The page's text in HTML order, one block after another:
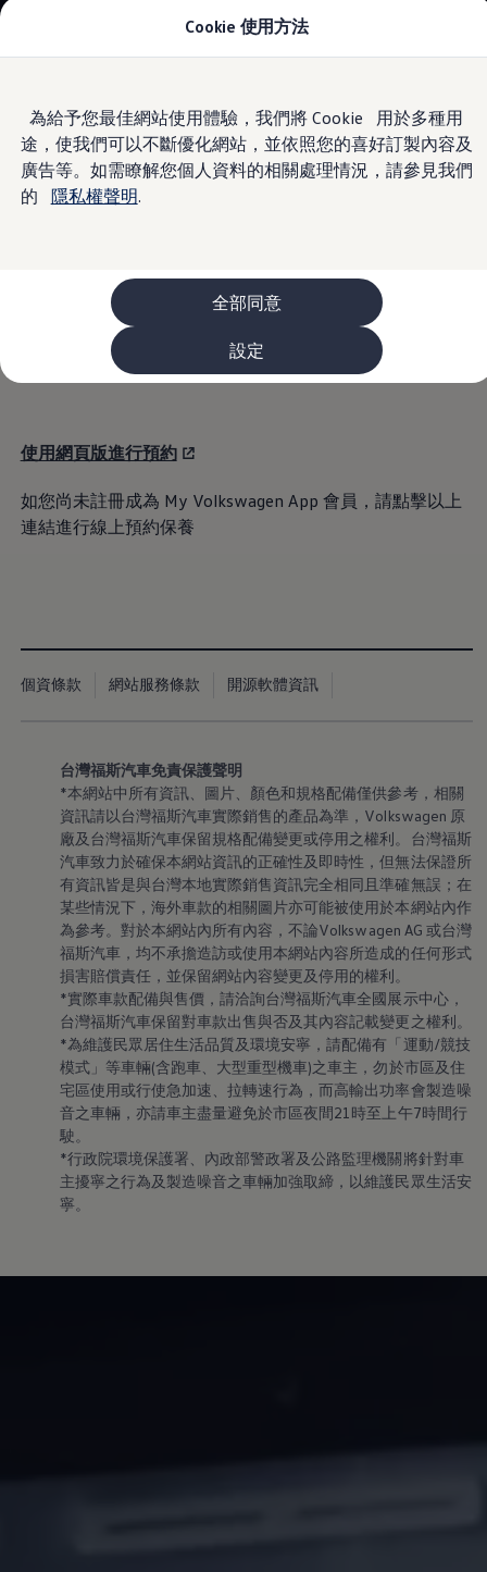
Cookie 使用方法
為給予您最佳網站使用體驗，我們將 Cookie 用於多種用
途，使我們可以不斷優化網站，並依照您的喜好訂製內容及
廣告等。如需瞭解您個人資料的相關處理情況，請參見我們
的 隱私權聲明.
全部同意
設定
main
content
to
footer
The ID.5 GTX
The Polo
The new Polo GTI
The Golf
The Golf GTI
The Golf R
The Touran
The T-Cross
The all-new T-Roc
The Tiguan
The Passat
購車及優惠
原廠認證中古車購車優惠
長期租賃優惠
八大保證
最新優惠
車輛搜尋
Why Volkswagen
採購指南
企業客戶財務服務
保養與維修
保養與檢查
長里程彈性保養
維修與支援
原廠健檢服務
原廠零件與配件
外觀與內裝
電瓶
車身與漆面
引擎與底盤
輪圈與輪胎
機油與油品
電池
福斯人禮遇計畫
會員專屬禮遇
行動禮遇
MapCare 導航圖資
車主手冊下載
關於 Volkswagen
Volkswagen AG
體驗 Volkswagen
經銷網絡
線上預約保養
如您已註冊成為 My VolkswagenApp 會員，請點擊以上連
結開啟 App 進行線上預約保養
使用網頁版進行預約
如您尚未註冊成為 My Volkswagen App 會員，請點擊以上
連結進行線上預約保養
個資條款 網站服務條款 開源軟體資訊
台灣福斯汽車免責保護聲明
*本網站中所有資訊、圖片、顏色和規格配備僅供參考，相關
資訊請以台灣福斯汽車實際銷售的產品為準 ， Volkswagen 原
廠及台灣福斯汽車保留規格配備變更或停用之權利。台灣福斯
汽車致力於確保本網站資訊的正確性及即時性，但無法保證所
有資訊皆是與台灣本地實際銷售資訊完全相同且準確無誤；在
某些情況下，海外車款的相關圖片亦可能被使用於本網站內作
為參考。對於本網站內所有內容，不論Volkswagen AG 或台灣
福斯汽車，均不承擔造訪或使用本網站內容所造成的任何形式
損害賠償責任，並保留網站內容變更及停用的權利。
*實際車款配備與售價，請洽詢台灣福斯汽車全國展示中心，
台灣福斯汽車保留對車款出售與否及其內容記載變更之權利。
*為維護民眾居住生活品質及環境安寧，請配備有「運動/競技
模式」等車輛(含跑車、大型重型機車)之車主，勿於市區及住
宅區使用或行使急加速、拉轉速行為，而高輸出功率會製造噪
音之車輛，亦請車主盡量避免於市區夜間21時至上午7時間行
駛。
*行政院環境保護署、內政部警政署及公路監理機關將針對車
主擾寧之行為及製造噪音之車輛加強取締，以維護民眾生活安
寧。